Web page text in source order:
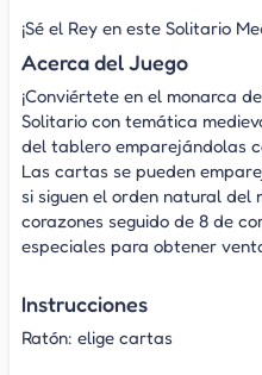
¡Sé el Rey en este Solitario
Acerca del Juego
¡Conviértete en el monarca
Solitario con temática
del tablero emparejándolas
Las cartas se pueden
si siguen el orden natural del
corazones seguido de 8 de
especiales para obtener
Instrucciones
Ratón: elige cartas